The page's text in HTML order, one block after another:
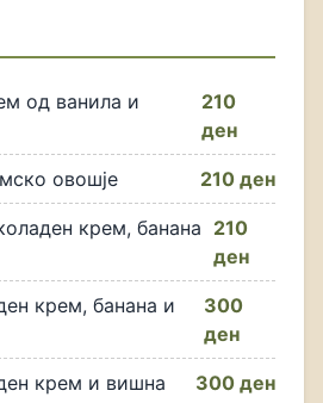
од ванила и
210
ден
овошје 210 ден
крем, банана 210
ден
крем, банана и
300
ден
крем и вишна 300 ден